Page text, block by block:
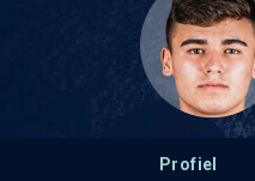
Profiel